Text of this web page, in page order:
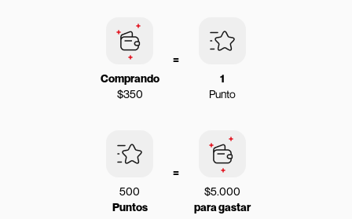
Comprando
$350
=
1
Punto
500
Puntos
=
$5.000
para gastar